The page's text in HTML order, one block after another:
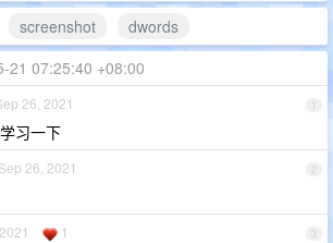
screenshot
dwords
21 07:25:40 +08:00
1
26, 2021
习一下
2
Sep 26, 2021
3
1